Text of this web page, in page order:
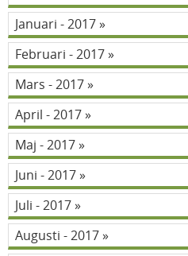
Januari - 2017
Februari - 2017
Mars - 2017
April - 2017
Maj - 2017
Juni - 2017
Juli - 2017
Augusti - 2017